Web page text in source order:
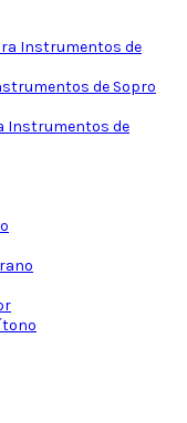
Instrumentos de
de Sopro
Instrumentos de